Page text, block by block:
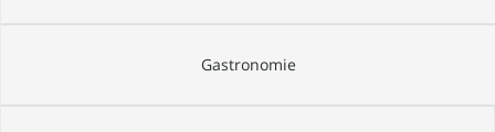
Gastronomie